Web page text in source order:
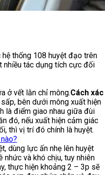
hệ thống 108 huyệt đạo trên
nhiều tác dụng tích cực đối
ở vết lằn chỉ mông.Cách xác
bên dưới mông xuất hiện
là điểm giao nhau giữa đùi
đó, nếu xuất hiện cảm giác
thì vị trí đó chính là huyệt.
dùng lực ấn nhẹ lên huyệt
và khó chịu, tuy nhiên
thực hiện khoảng 2 – 3p sẽ